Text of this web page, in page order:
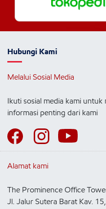
Hubungi Kami
Melalui Sosial Media
Ikuti sosial media kami
informasi penting dari kami
Alamat kami
The Prominence Office
Jl. Jalur Sutera Barat Kav. 15,